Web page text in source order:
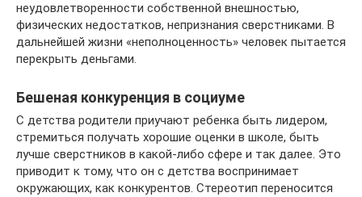
неудовлетворенности собственной внешностью,
физических недостатков, непризнания сверстниками. В
дальнейшей жизни «неполноценность» человек пытается
перекрыть деньгами.
Бешеная конкуренция в социуме
С детства родители приучают ребенка быть лидером,
стремиться получать хорошие оценки в школе, быть
лучше сверстников в какой-либо сфере и так далее. Это
приводит к тому, что он с детства воспринимает
окружающих, как конкурентов. Стереотип переносится